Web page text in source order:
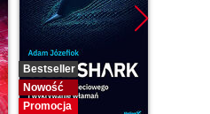
Bestseller
Nowość
Promocja